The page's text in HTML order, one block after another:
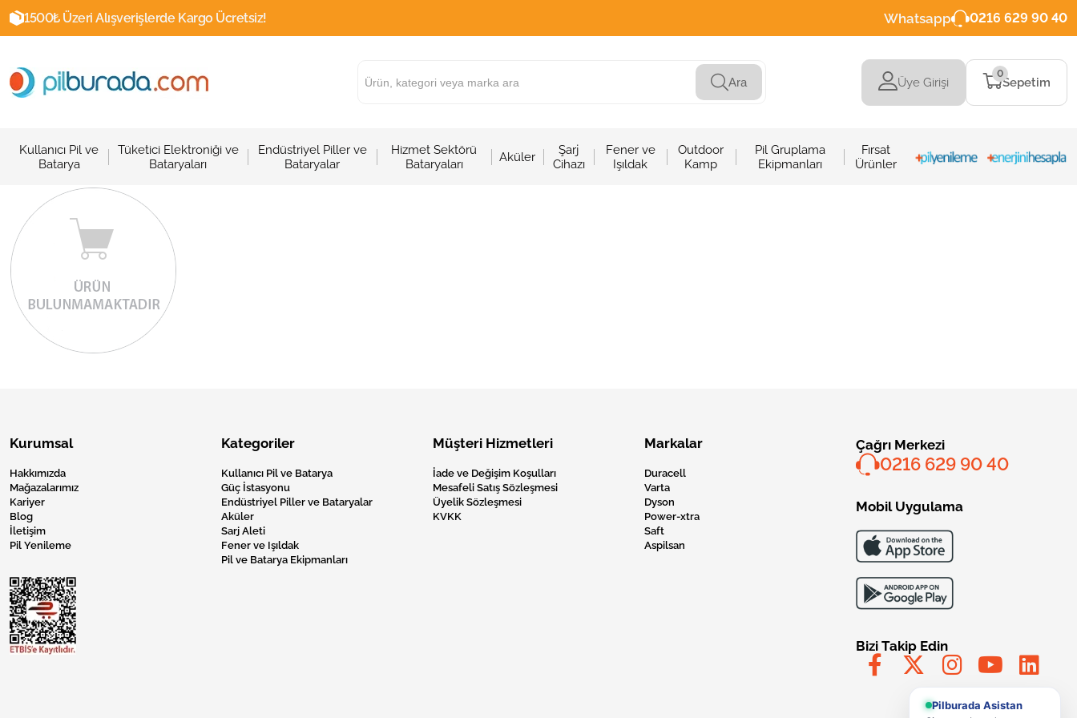
1500₺ Üzeri Alışverişlerde Kargo Ücretsiz! Whatsapp 0216 629 90 40
Ara Üye Girişi Sepetim
0
Kullanıcı Pil ve
Batarya
Tüketici Elektroniği ve
Bataryaları
Endüstriyel Piller ve
Bataryalar
Hizmet Sektörü
Bataryaları
Aküler
Şarj
Cihazı
Fener ve
Işıldak
Outdoor
Kamp
Pil Gruplama
Ekipmanları
Fırsat
Ürünler
Kurumsal
Hakkımızda
Mağazalarımız
Kariyer
Blog
İletişim
Pil Yenileme
Kategoriler
Kullanıcı Pil ve Batarya
Güç İstasyonu
Endüstriyel Piller ve Bataryalar
Aküler
Sarj Aleti
Fener ve Işıldak
Pil ve Batarya Ekipmanları
Müşteri Hizmetleri
İade ve Değişim Koşulları
Mesafeli Satış Sözleşmesi
Üyelik Sözleşmesi
KVKK
Markalar
Duracell
Varta
Dyson
Power-xtra
Saft
Aspilsan
Çağrı Merkezi
0216 629 90 40
Mobil Uygulama
Bizi Takip Edin
Pilburada Asistan